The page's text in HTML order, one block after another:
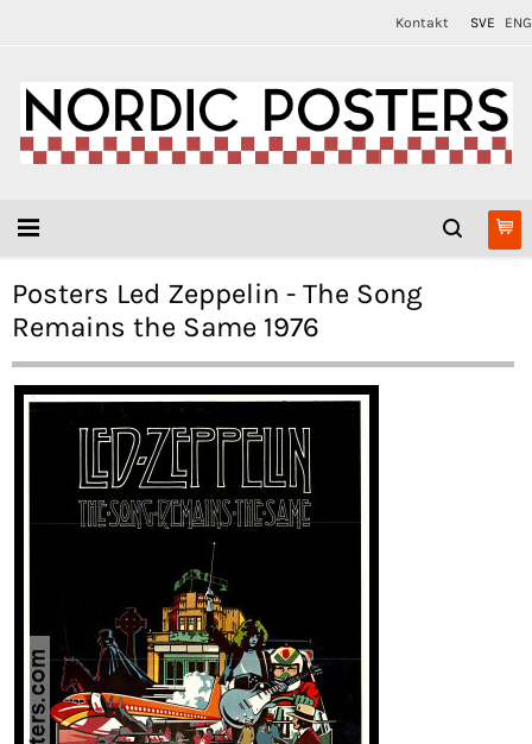
Kontakt SVE ENG
Posters Led Zeppelin - The Song
Remains the Same 1976